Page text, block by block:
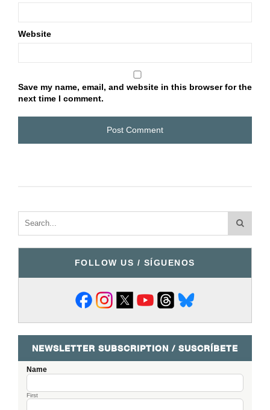
Website
Save my name, email, and website in this browser for the
next time I comment.
FOLLOW US / SÍGUENOS
NEWSLETTER SUBSCRIPTION / SUSCRÍBETE
Name
First